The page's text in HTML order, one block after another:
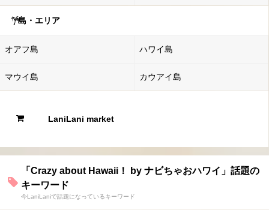
島・エリア
オアフ島 ハワイ島
マウイ島 カウアイ島
LaniLani market
「Crazy about Hawaii！ by ナビちゃおハワイ」話題の
キーワード
今LaniLaniで話題になっているキーワード